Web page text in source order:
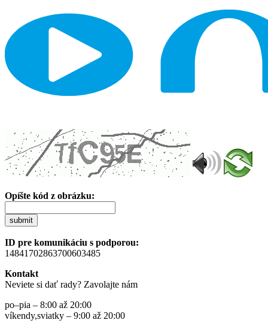
Opíšte kód z obrázku:
submit
ID pre komunikáciu s podporou:
14841702863700603485
Kontakt
Neviete si dať rady? Zavolajte nám
po–pia – 8:00 až 20:00
víkendy,sviatky – 9:00 až 20:00